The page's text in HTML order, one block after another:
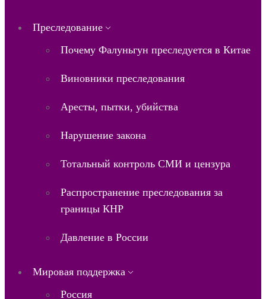
Преследование
Почему Фалуньгун преследуется в Китае
Виновники преследования
Аресты, пытки, убийства
Нарушение закона
Тотальный контроль СМИ и цензура
Распространение преследования за
границы КНР
Давление в России
Мировая поддержка
Россия